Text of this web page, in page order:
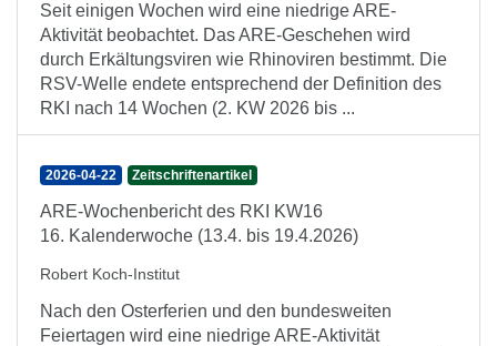
Seit einigen Wochen wird eine niedrige ARE-
Aktivität beobachtet. Das ARE-Geschehen wird
durch Erkältungsviren wie Rhinoviren bestimmt. Die
RSV-Welle endete entsprechend der Definition des
RKI nach 14 Wochen (2. KW 2026 bis ...
2026-04-22 Zeitschriftenartikel
ARE-Wochenbericht des RKI KW16
16. Kalenderwoche (13.4. bis 19.4.2026)
Robert Koch-Institut
Nach den Osterferien und den bundesweiten
Feiertagen wird eine niedrige ARE-Aktivität